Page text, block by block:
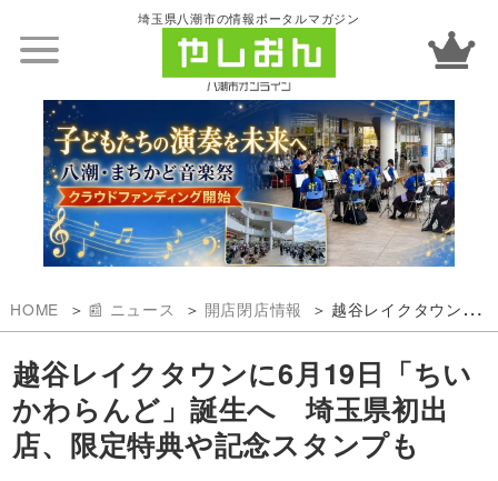
埼玉県八潮市の情報ポータルマガジン
HOME 📰 ニュース 開店閉店情報 越谷レイクタウンに6月19日「ちいかわらんど」誕生へ 埼玉県初出店、限定特典や記念スタンプも
越谷レイクタウンに6月19日「ちい
かわらんど」誕生へ 埼玉県初出
店、限定特典や記念スタンプも